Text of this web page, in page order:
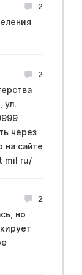
2
2
ул.
через
на сайте
mil ru/
2
но